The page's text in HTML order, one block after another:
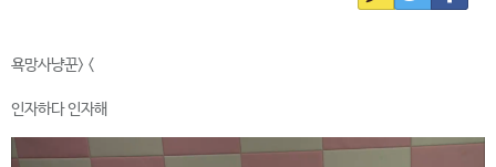
욕망사냥꾼> <
인자하다 인자해